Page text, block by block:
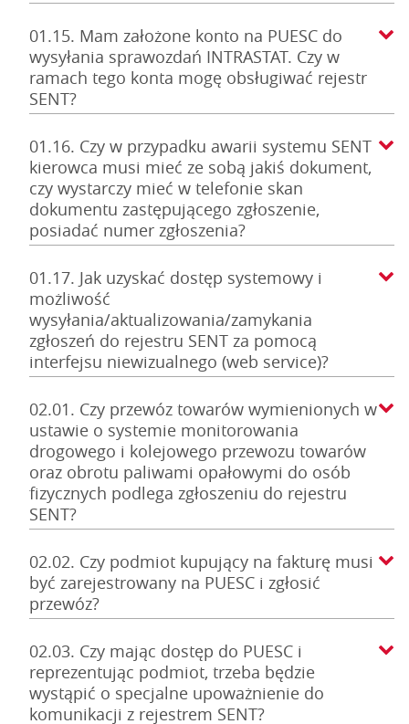
01.15. Mam założone konto na PUESC do
wysyłania sprawozdań INTRASTAT. Czy w
ramach tego konta mogę obsługiwać rejestr
SENT?
01.16. Czy w przypadku awarii systemu SENT
kierowca musi mieć ze sobą jakiś dokument,
czy wystarczy mieć w telefonie skan
dokumentu zastępującego zgłoszenie,
posiadać numer zgłoszenia?
01.17. Jak uzyskać dostęp systemowy i
możliwość
wysyłania/aktualizowania/zamykania
zgłoszeń do rejestru SENT za pomocą
interfejsu niewizualnego (web service)?
02.01. Czy przewóz towarów wymienionych w
ustawie o systemie monitorowania
drogowego i kolejowego przewozu towarów
oraz obrotu paliwami opałowymi do osób
fizycznych podlega zgłoszeniu do rejestru
SENT?
02.02. Czy podmiot kupujący na fakturę musi
być zarejestrowany na PUESC i zgłosić
przewóz?
02.03. Czy mając dostęp do PUESC i
reprezentując podmiot, trzeba będzie
wystąpić o specjalne upoważnienie do
komunikacji z rejestrem SENT?